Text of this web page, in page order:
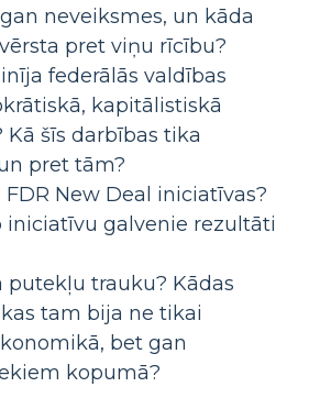
neveiksmes, un kāda
pret viņu rīcību?
federālās valdības
kapitālistiskā
Kā šīs darbības tika
pret tām?
FDR New Deal iniciatīvas?
iniciatīvu galvenie rezultāti
putekļu trauku? Kādas
tam bija ne tikai
bet gan
kopumā?